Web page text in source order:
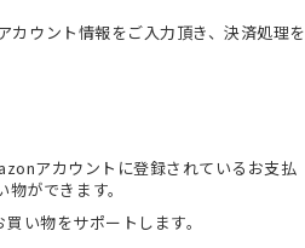
カウント情報をご入力頂き、決済処理を
アカウントに登録されているお支払
ができます。
い物をサポートします。